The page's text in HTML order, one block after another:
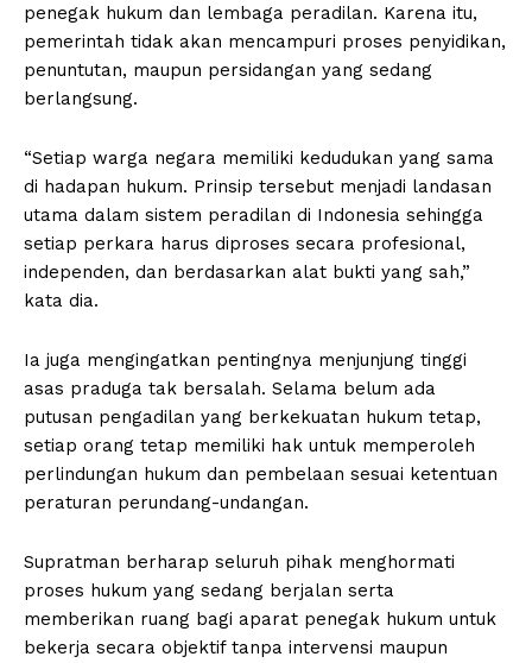
penegak hukum dan lembaga peradilan. Karena itu,
pemerintah tidak akan mencampuri proses penyidikan,
penuntutan, maupun persidangan yang sedang
berlangsung.
“Setiap warga negara memiliki kedudukan yang sama
di hadapan hukum. Prinsip tersebut menjadi landasan
utama dalam sistem peradilan di Indonesia sehingga
setiap perkara harus diproses secara profesional,
independen, dan berdasarkan alat bukti yang sah,”
kata dia.
Ia juga mengingatkan pentingnya menjunjung tinggi
asas praduga tak bersalah. Selama belum ada
putusan pengadilan yang berkekuatan hukum tetap,
setiap orang tetap memiliki hak untuk memperoleh
perlindungan hukum dan pembelaan sesuai ketentuan
peraturan perundang-undangan.
Supratman berharap seluruh pihak menghormati
proses hukum yang sedang berjalan serta
memberikan ruang bagi aparat penegak hukum untuk
bekerja secara objektif tanpa intervensi maupun